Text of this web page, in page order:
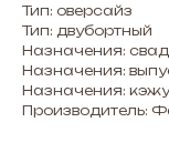
Тип: оверсайз
Тип: двубортный
Назначения:
Назначения:
Назначения:
Производитель: